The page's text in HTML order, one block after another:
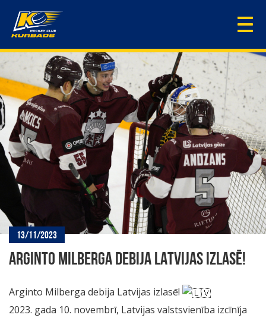
13/11/2023
ARGINTO MILBERGA DEBIJA LATVIJAS IZLASĒ!
Arginto Milberga debija Latvijas izlasē!
2023. gada 10. novembrī, Latvijas valstsvienība izcīnīja